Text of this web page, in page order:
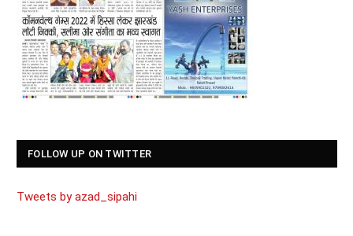
FOLLOW UP ON TWITTER
Tweets by azad_sipahi